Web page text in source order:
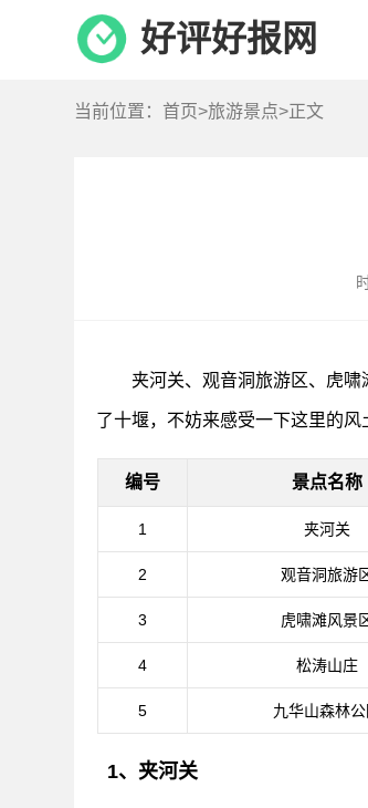
好评好报网
当前位置： 首页>旅游景点>正文
夹河关、观音洞旅游区、虎
了十堰，不妨来感受一下这里的风
编号 景点名称
1 夹河关
2 观音洞旅游
3 虎啸滩风景
4 松涛山庄
5 九华山森林公
1、夹河关